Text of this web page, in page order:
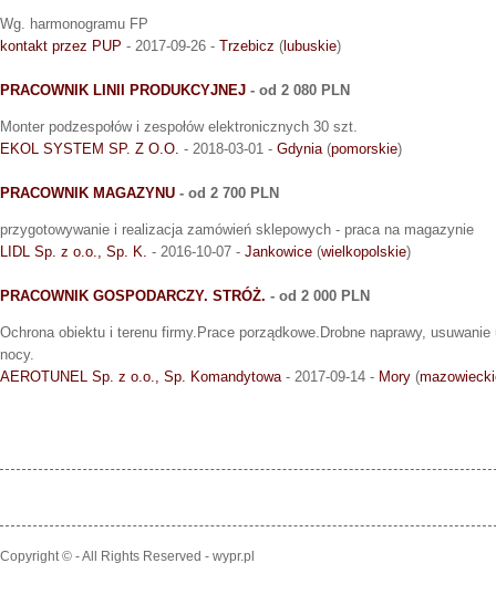
Wg. harmonogramu FP
kontakt przez PUP - 2017-09-26 - Trzebicz (lubuskie)
PRACOWNIK LINII PRODUKCYJNEJ - od 2 080 PLN
Monter podzespołów i zespołów elektronicznych 30 szt.
EKOL SYSTEM SP. Z O.O. - 2018-03-01 - Gdynia (pomorskie)
PRACOWNIK MAGAZYNU - od 2 700 PLN
przygotowywanie i realizacja zamówień sklepowych - praca na magazynie
LIDL Sp. z o.o., Sp. K. - 2016-10-07 - Jankowice (wielkopolskie)
PRACOWNIK GOSPODARCZY. STRÓŻ. - od 2 000 PLN
Ochrona obiektu i terenu firmy.Prace porządkowe.Drobne naprawy,
nocy.
AEROTUNEL Sp. z o.o., Sp. Komandytowa - 2017-09-14 - Mory (
Copyright © - All Rights Reserved - wypr.pl